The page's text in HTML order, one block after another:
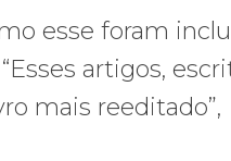
esse foram
artigos,
mais reeditado”,